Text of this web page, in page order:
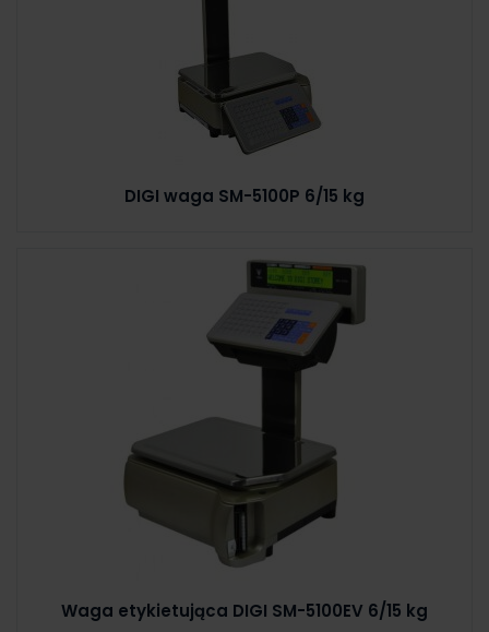
DIGI waga SM-5100P 6/15 kg
Waga etykietująca DIGI SM-5100EV 6/15 kg